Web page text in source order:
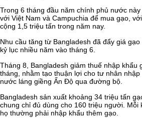
Trong 6 tháng đầu năm chính phủ nước
với Việt Nam và Campuchia để mua gạo,
cộng 1,5 triệu tấn trong năm nay.
Nhu cầu tăng từ Bangladesh đã đẩy giá
kỷ lục nhiều năm vào tháng 6.
Tháng 8, Bangladesh giảm thuế nhập khẩu
tháng, nhằm tạo thuận lợi cho tư nhân
nước láng giềng Ấn Độ qua đường bộ.
Bangladesh sản xuất khoảng 34 triệu tấn
chung chỉ đủ dùng cho 160 triệu người. Mỗi
họ thường phải nhập khẩu thêm gạo.